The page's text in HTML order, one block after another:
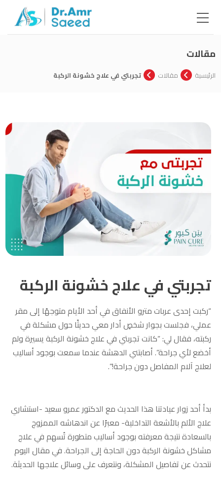
مقالات
الرئيسية مقالات تجربتي في علاج خشونة الركبة
تجربتي في علاج خشونة الركبة
“ركبت إحدى عربات مترو الأنفاق في أحد الأيام متوجهًا إلى مقر
عملي، فجلست بجوار شخصٍ أدار معي حديثًا حول مشكلة في
ركبته، فقال لي: “كانت تجربتي في علاج خشونة الركبة يسيرة ولم
أخضع لأي جراحة”. أصابتني الدهشة عندما سمعت بوجود أساليب
لعلاج آلام المفاصل دون جراحة!”.
بدأ أحد زوار عيادتنا هذا الحديث مع الدكتور عمرو سعيد -استشاري
علاج الألم بالأشعة التداخلية- معبرًا عن اندهاشه الممزوج
بالسعادة نتيجة معرفته بوجود أساليب متطورة تُسهم في علاج
مشاكل خشونة الركبة دون الحاجة إلى الجراحة. في مقال اليوم
نتحدث عن تفاصيل المشكلة، ونتعرف على وسائل علاجها الحديثة.